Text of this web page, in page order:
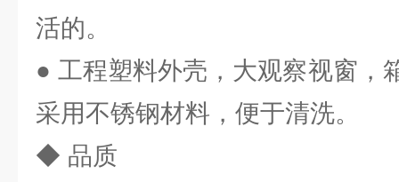
活的。
● 工程塑料外壳，大观察视窗，
采用不锈钢材料，便于清洗。
◆ 品质